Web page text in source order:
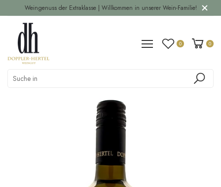
Weingenuss der Extraklasse | Willkommen in unserer Wein-Familie!
0 0